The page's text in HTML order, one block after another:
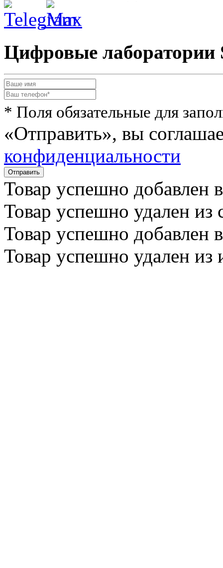
Цифровые лаборатории
* Поля обязательные для
«Отправить», вы
конфиденциальности
Товар успешно добавлен
Товар успешно удален из
Товар успешно добавлен
Товар успешно удален из